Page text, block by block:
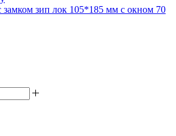
замком зип лок 105*185 мм с окном 70